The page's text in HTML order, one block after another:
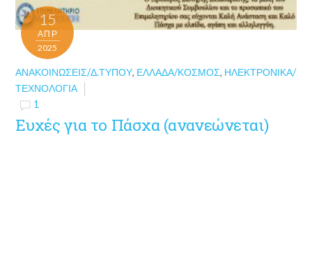
15
ΑΠΡ
2025
ΑΝΑΚΟΙΝΏΣΕΙΣ/Δ.ΤΎΠΟΥ, ΕΛΛΆΔΑ/ΚΌΣΜΟΣ, ΗΛΕΚΤΡΟΝΙΚΆ/
ΤΕΧΝΟΛΟΓΊΑ
1
Ευχές για το Πάσχα (ανανεώνεται)